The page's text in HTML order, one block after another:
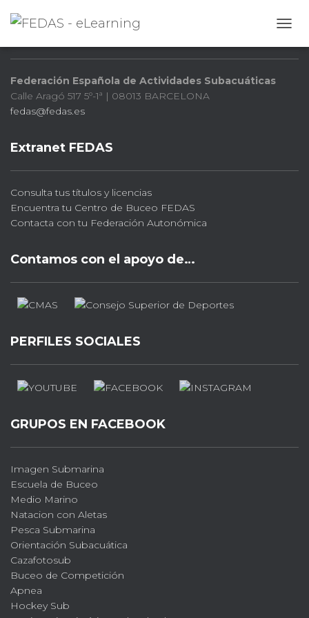
Federación Española de Actividades Subacuáticas
Calle Aragó 517 5º-1ª | 08013 BARCELONA
fedas@fedas.es
Extranet FEDAS
Consulta tus títulos y licencias
Encuentra tu Centro de Buceo FEDAS
Contacta con tu Federación Autonómica
Contamos con el apoyo de…
PERFILES SOCIALES
GRUPOS EN FACEBOOK
Imagen Submarina
Escuela de Buceo
Medio Marino
Natacion con Aletas
Pesca Submarina
Orientación Subacuática
Cazafotosub
Buceo de Competición
Apnea
Hockey Sub